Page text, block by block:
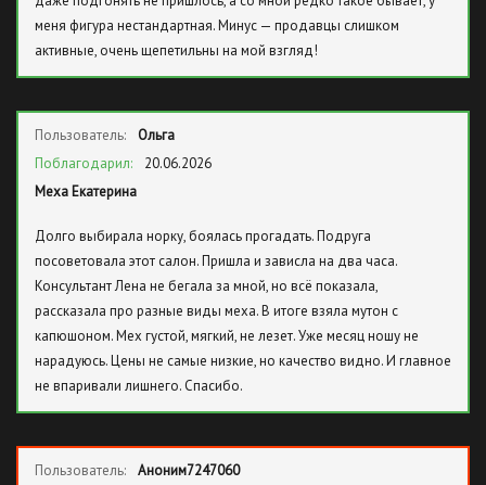
меня фигура нестандартная. Минус — продавцы слишком
активные, очень щепетильны на мой взгляд!
Пользователь:
Ольга
Поблагодарил:
20.06.2026
Меха Екатерина
Долго выбирала норку, боялась прогадать. Подруга
посоветовала этот салон. Пришла и зависла на два часа.
Консультант Лена не бегала за мной, но всё показала,
рассказала про разные виды меха. В итоге взяла мутон с
капюшоном. Мех густой, мягкий, не лезет. Уже месяц ношу не
нарадуюсь. Цены не самые низкие, но качество видно. И главное
не впаривали лишнего. Спасибо.
Пользователь:
Аноним7247060